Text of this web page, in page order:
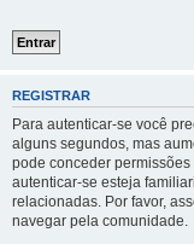
REGISTRAR
Para autenticar-se você
alguns segundos, mas
pode conceder
autenticar-se esteja
relacionadas. Por favor,
navegar pela comunidade.